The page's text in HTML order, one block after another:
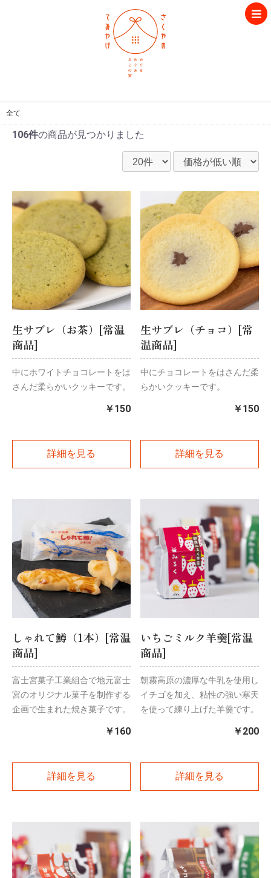
全て
106件の商品が見つかりました
生サブレ（お茶）[常温
商品]
中にホワイトチョコレートをは
さんだ柔らかいクッキーです。
￥150
詳細を見る
生サブレ（チョコ）[常
温商品]
中にチョコレートをはさんだ柔
らかいクッキーです。
￥150
詳細を見る
しゃれて鱒（1本）[常温
商品]
富士宮菓子工業組合で地元富士
宮のオリジナル菓子を制作する
企画で生まれた焼き菓子です。
￥160
詳細を見る
いちごミルク羊羹[常温
商品]
朝霧高原の濃厚な牛乳を使用し
イチゴを加え、粘性の強い寒天
を使って練り上げた羊羹です。
￥200
詳細を見る